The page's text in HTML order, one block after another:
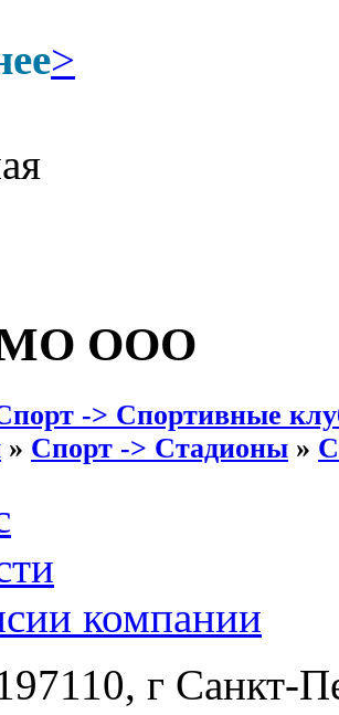
>
ООО
-> Спортивные
» Спорт -> Стадионы »
компании
г Санкт-